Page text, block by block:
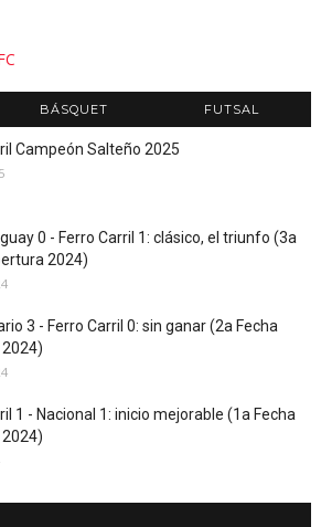
BÁSQUET FUTSAL
Campeón Salteño 2025
0 - Ferro Carril 1: clásico, el triunfo (3a
2024)
3 - Ferro Carril 0: sin ganar (2a Fecha
1 - Nacional 1: inicio mejorable (1a Fecha